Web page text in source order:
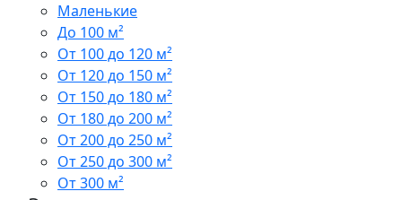
Маленькие
До 100 м²
От 100 до 120 м²
От 120 до 150 м²
От 150 до 180 м²
От 180 до 200 м²
От 200 до 250 м²
От 250 до 300 м²
От 300 м²